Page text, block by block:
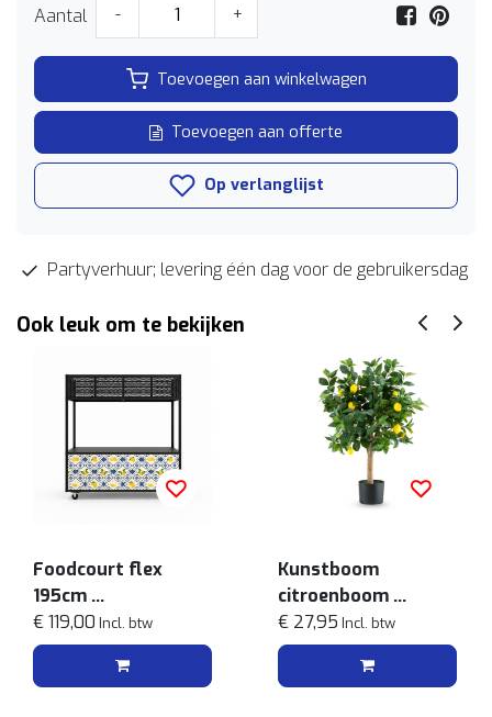
Aantal - +
Toevoegen aan winkelwagen
Toevoegen aan offerte
Op verlanglijst
Partyverhuur; levering één dag voor de gebruikersdag
Ook leuk om te bekijken
Foodcourt flex
195cm
Staal Mediterraans
citroenen
tegelmotief
€ 119,00 Incl. btw
Kunstboom
citroenboom
90cm
€ 27,95 Incl. btw